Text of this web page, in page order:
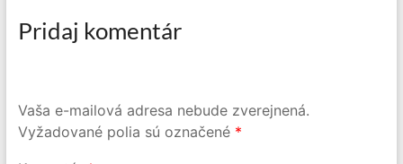
Pridaj komentár
Vaša e-mailová adresa nebude zverejnená.
Vyžadované polia sú označené *